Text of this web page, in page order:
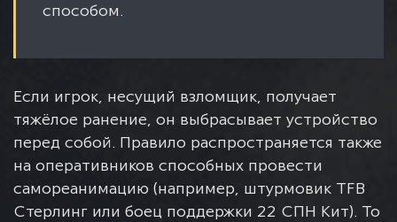
способом.
Если игрок, несущий взломщик, получает
тяжёлое ранение, он выбрасывает устройство
перед собой. Правило распространяется также
на оперативников способных провести
самореанимацию (например, штурмовик TFB
Стерлинг или боец поддержки 22 СПН Кит). То